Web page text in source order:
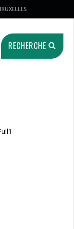
RECHERCHE